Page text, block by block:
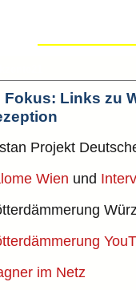
Fokus: Links zu
Projekt
Wien und
im Netz